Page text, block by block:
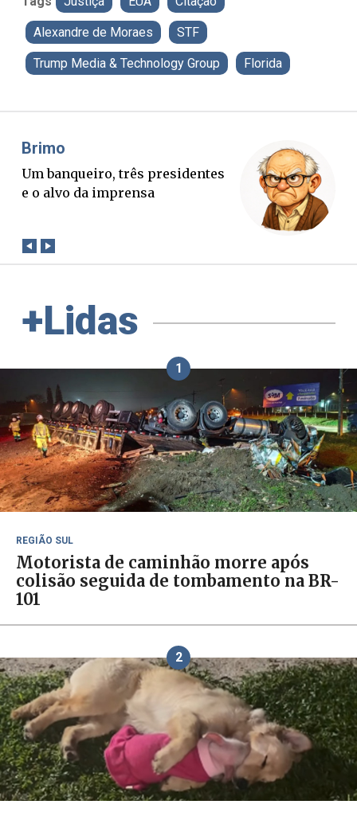
Alexandre de Moraes STF
Trump Media & Technology Group Florida
O Boato corre mais rápido que a
verdade. Mas quem paga a
+Lidas
1
REGIÃO SUL
Motorista de caminhão morre após
colisão seguida de tombamento na BR-
101
2